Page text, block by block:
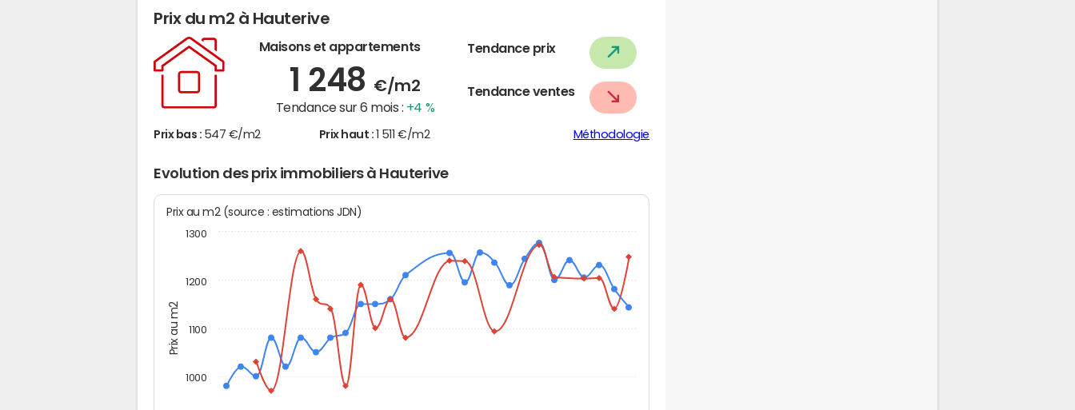
Prix du m2 à Hauterive
Maisons et appartements
1 248 €/m2
Tendance sur 6 mois : +4 %
Tendance prix
Tendance ventes
Prix bas : 547 €/m2 Prix haut : 1 511 €/m2 Méthodologie
Evolution des prix immobiliers à Hauterive
Prix au m2
Prix au m2 (source : estimations JDN)
1000
1100
1200
1300